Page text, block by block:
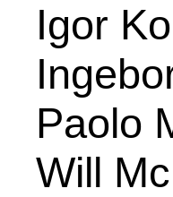
Igor
Paolo
Will